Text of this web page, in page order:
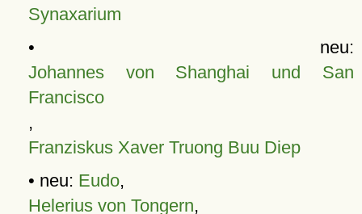
Synaxarium
• neu:
Johannes von Shanghai und San
Francisco
,
Franziskus Xaver Truong Buu Diep
• neu: Eudo,
Helerius von Tongern,